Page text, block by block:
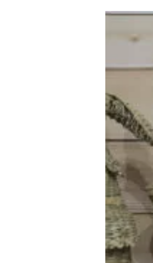
Придорожные кафе
Реестр туроператоров
Реестр туристических
агентств Алтайского края
Обращения граждан
Противодействие коррупции